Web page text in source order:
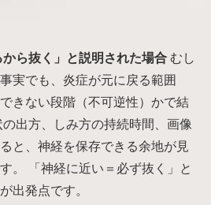
ら抜く」と説明された場合 むし
実でも、炎症が元に戻る範囲
きない段階（不可逆性）かで結
出方、しみ方の持続時間、画像
と、神経を保存できる余地が見
。 「神経に近い＝必ず抜く」と
出発点です。